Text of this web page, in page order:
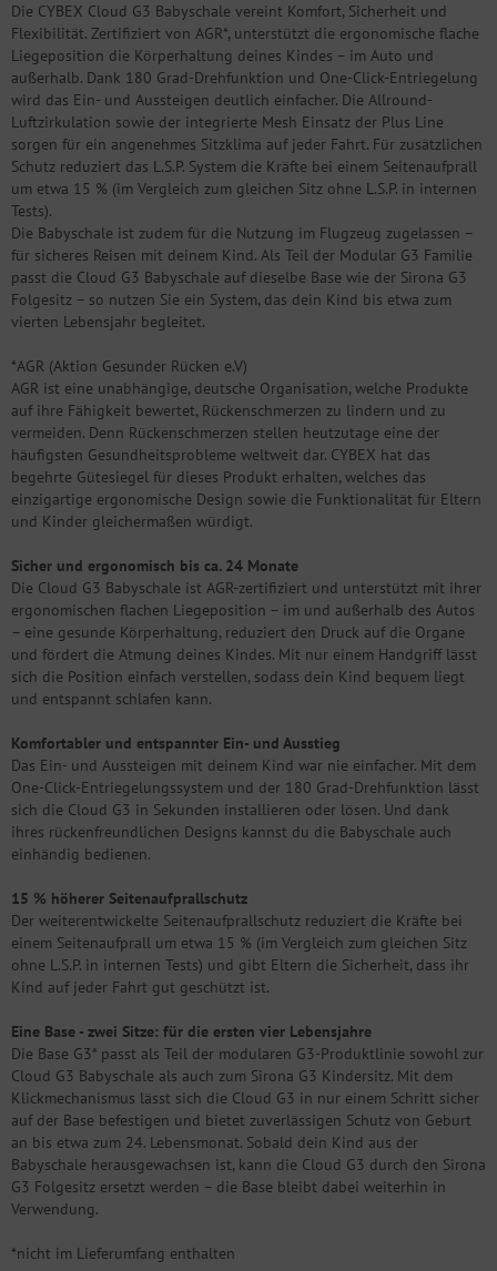
Die CYBEX Cloud G3 Babyschale vereint Komfort, Sicherheit und
Flexibilität. Zertifiziert von AGR*, unterstützt die ergonomische flache
Liegeposition die Körperhaltung deines Kindes – im Auto und
außerhalb. Dank 180 Grad-Drehfunktion und One-Click-Entriegelung
wird das Ein- und Aussteigen deutlich einfacher. Die Allround-
Luftzirkulation sowie der integrierte Mesh Einsatz der Plus Line
sorgen für ein angenehmes Sitzklima auf jeder Fahrt. Für zusätzlichen
Schutz reduziert das L.S.P. System die Kräfte bei einem Seitenaufprall
um etwa 15 % (im Vergleich zum gleichen Sitz ohne L.S.P. in internen
Tests).
Die Babyschale ist zudem für die Nutzung im Flugzeug zugelassen –
für sicheres Reisen mit deinem Kind. Als Teil der Modular G3 Familie
passt die Cloud G3 Babyschale auf dieselbe Base wie der Sirona G3
Folgesitz – so nutzen Sie ein System, das dein Kind bis etwa zum
vierten Lebensjahr begleitet.
*AGR (Aktion Gesunder Rücken e.V)
AGR ist eine unabhängige, deutsche Organisation, welche Produkte
auf ihre Fähigkeit bewertet, Rückenschmerzen zu lindern und zu
vermeiden. Denn Rückenschmerzen stellen heutzutage eine der
häufigsten Gesundheitsprobleme weltweit dar. CYBEX hat das
begehrte Gütesiegel für dieses Produkt erhalten, welches das
einzigartige ergonomische Design sowie die Funktionalität für Eltern
und Kinder gleichermaßen würdigt.
Sicher und ergonomisch bis ca. 24 Monate
Die Cloud G3 Babyschale ist AGR-zertifiziert und unterstützt mit ihrer
ergonomischen flachen Liegeposition – im und außerhalb des Autos
– eine gesunde Körperhaltung, reduziert den Druck auf die Organe
und fördert die Atmung deines Kindes. Mit nur einem Handgriff lässt
sich die Position einfach verstellen, sodass dein Kind bequem liegt
und entspannt schlafen kann.
Komfortabler und entspannter Ein- und Ausstieg
Das Ein- und Aussteigen mit deinem Kind war nie einfacher. Mit dem
One-Click-Entriegelungssystem und der 180 Grad-Drehfunktion lässt
sich die Cloud G3 in Sekunden installieren oder lösen. Und dank
ihres rückenfreundlichen Designs kannst du die Babyschale auch
einhändig bedienen.
15 % höherer Seitenaufprallschutz
Der weiterentwickelte Seitenaufprallschutz reduziert die Kräfte bei
einem Seitenaufprall um etwa 15 % (im Vergleich zum gleichen Sitz
ohne L.S.P. in internen Tests) und gibt Eltern die Sicherheit, dass ihr
Kind auf jeder Fahrt gut geschützt ist.
Eine Base - zwei Sitze: für die ersten vier Lebensjahre
Die Base G3* passt als Teil der modularen G3-Produktlinie sowohl zur
Cloud G3 Babyschale als auch zum Sirona G3 Kindersitz. Mit dem
Klickmechanismus lässt sich die Cloud G3 in nur einem Schritt sicher
auf der Base befestigen und bietet zuverlässigen Schutz von Geburt
an bis etwa zum 24. Lebensmonat. Sobald dein Kind aus der
Babyschale herausgewachsen ist, kann die Cloud G3 durch den Sirona
G3 Folgesitz ersetzt werden – die Base bleibt dabei weiterhin in
Verwendung.
*nicht im Lieferumfang enthalten